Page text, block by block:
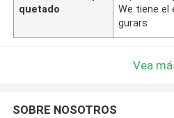
quetado
We tiene el
gurars
Vea
SOBRE NOSOTROS